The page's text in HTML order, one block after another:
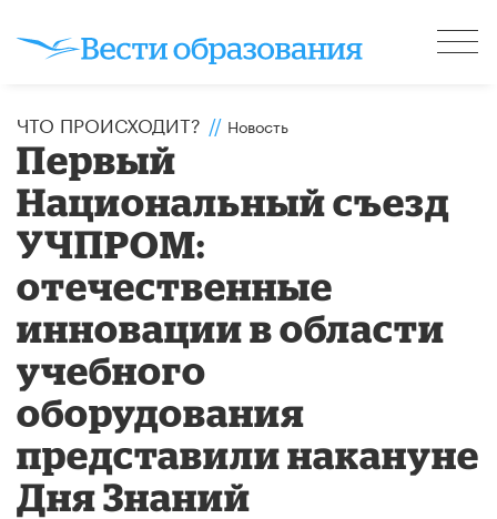
ЧТО ПРОИСХОДИТ? // Новость
Первый
Национальный съезд
УЧПРОМ:
отечественные
инновации в области
учебного
оборудования
представили накануне
Дня Знаний